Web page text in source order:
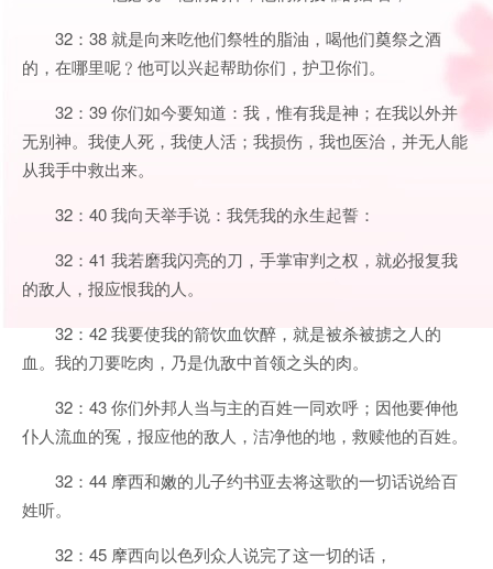
32：38 就是向来吃他们祭牲的脂油，喝他们奠祭之酒
的，在哪里呢﹖他可以兴起帮助你们，护卫你们。
32：39 你们如今要知道：我，惟有我是神；在我以外并
无别神。我使人死，我使人活；我损伤，我也医治，并无人能
从我手中救出来。
32：40 我向天举手说：我凭我的永生起誓：
32：41 我若磨我闪亮的刀，手掌审判之权，就必报复我
的敌人，报应恨我的人。
32：42 我要使我的箭饮血饮醉，就是被杀被掳之人的
血。我的刀要吃肉，乃是仇敌中首领之头的肉。
32：43 你们外邦人当与主的百姓一同欢呼；因他要伸他
仆人流血的冤，报应他的敌人，洁净他的地，救赎他的百姓。
32：44 摩西和嫩的儿子约书亚去将这歌的一切话说给百
姓听。
32：45 摩西向以色列众人说完了这一切的话，